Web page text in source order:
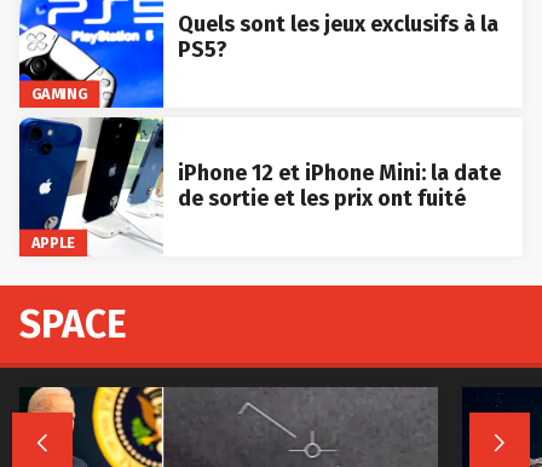
GAMING
Quels sont les jeux exclusifs à la
PS5?
APPLE
iPhone 12 et iPhone Mini: la date
de sortie et les prix ont fuité
SPACE
 